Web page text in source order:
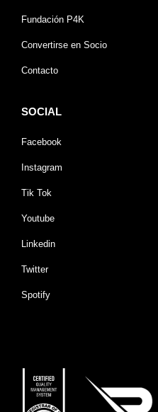
Fundación P4K
Convertirse en Socio
Contacto
SOCIAL
Facebook
Instagram
Tik Tok
Youtube
Linkedin
Twitter
Spotify